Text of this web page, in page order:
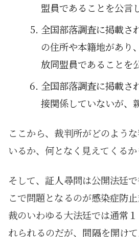
盟員であることを公言
全国部落調査に掲載さ
の住所や本籍地があり
放同盟員であることを
全国部落調査に掲載さ
接関係していないが、
ここから、裁判所がどのよう
いるか、何となく見えてくるか
そして、証人尋問は公開法廷
こで問題となるのが感染症防
裁のいわゆる大法廷では通常
れられるのだが、間隔を開け